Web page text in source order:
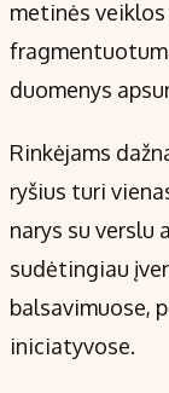
metinės
duomenys
Rinkėjams
ryšius turi
narys su verslu
sudėtingiau
balsavimuose,
iniciatyvose.